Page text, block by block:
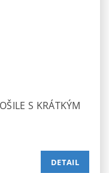
S KRÁTKÝM
DETAIL